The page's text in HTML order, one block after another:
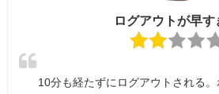
ログアウトが早す
10分も経たずにログアウトされる